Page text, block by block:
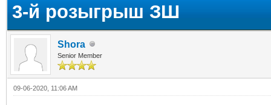
3-й розыгрыш ЗШ
Shora
Senior Member
09-06-2020, 11:06 AM